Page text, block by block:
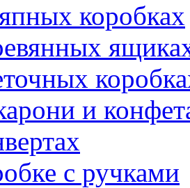
коробках
и
с ручками